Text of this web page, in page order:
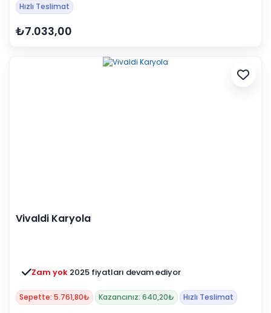
Hızlı Teslimat
₺7.033,00
Vivaldi Karyola
Zam yok 2025 fiyatları devam ediyor
Sepette: 5.761,80₺ Kazancınız: 640,20₺ Hızlı Teslimat